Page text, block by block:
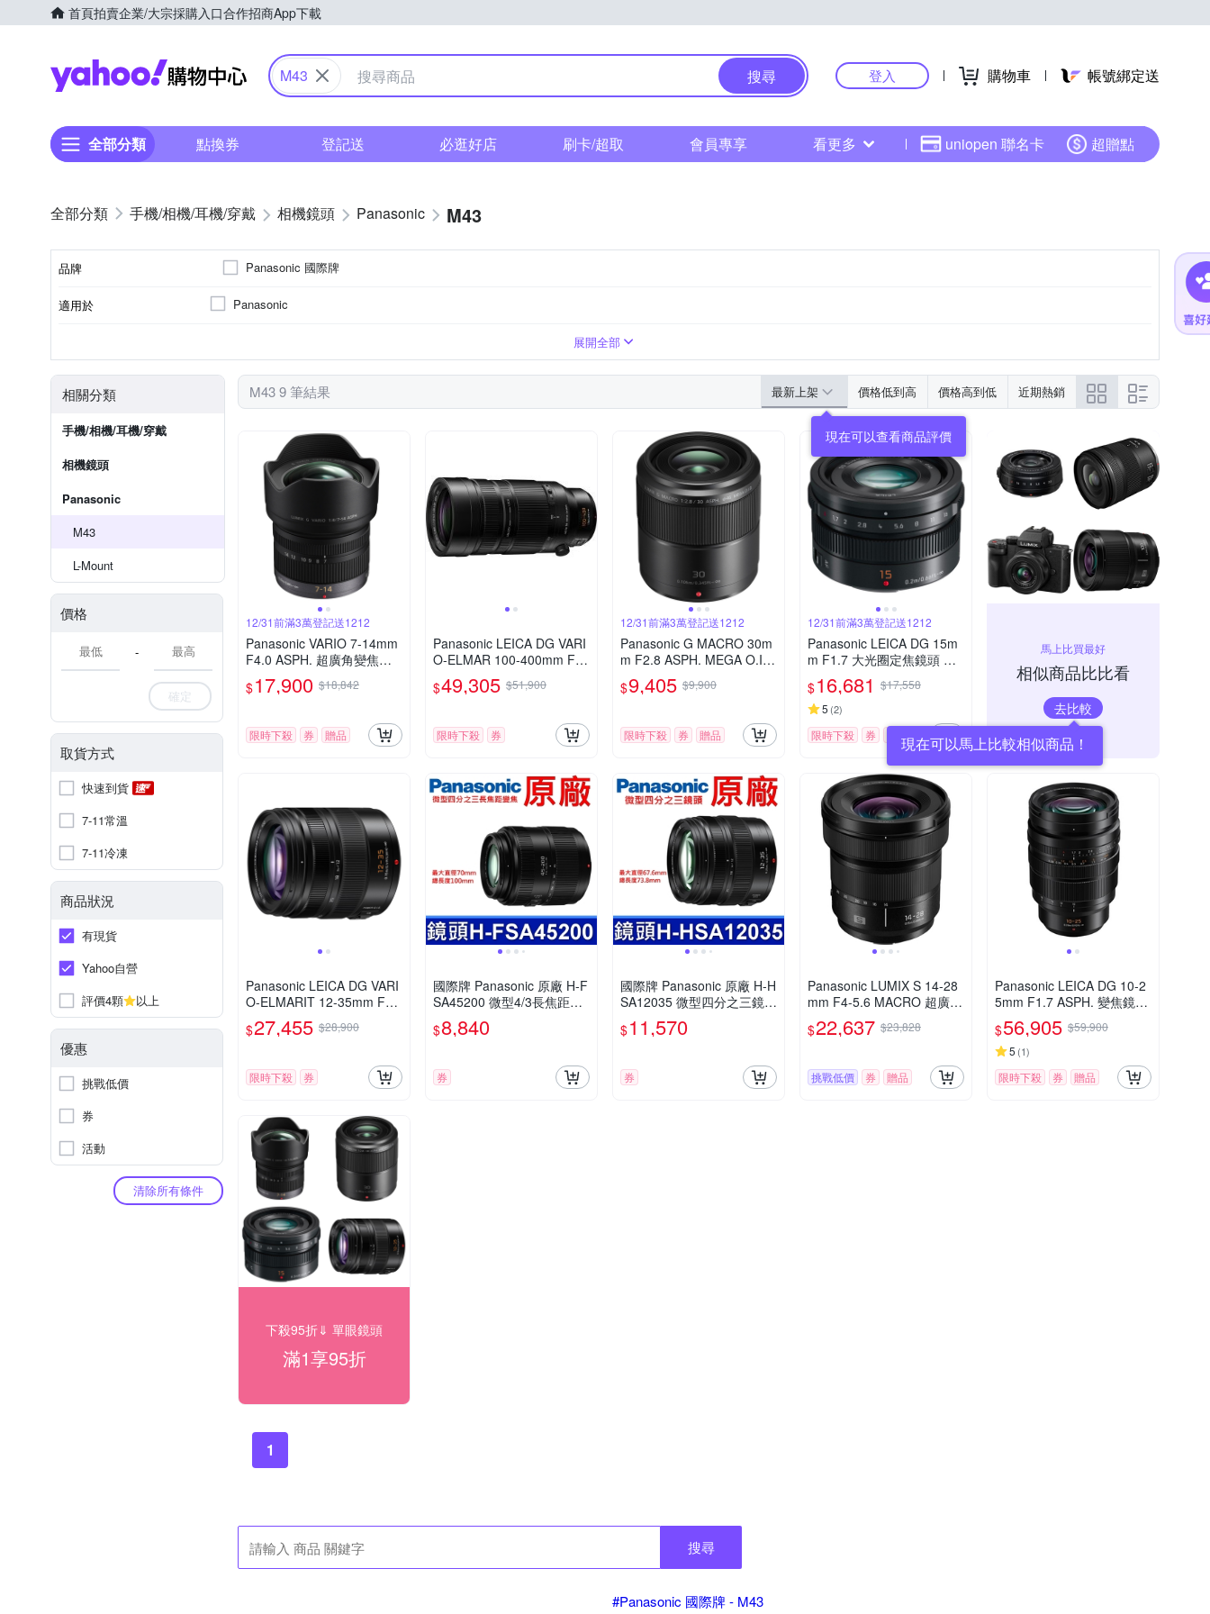
首頁拍賣企業/大宗採購入口合作招商App下載
Yahoo購物中心
M43 搜尋 登入 購物車 帳號綁定送
全部分類 點換券 登記送 必逛好店 刷卡/超取 會員專享 看更多 uniopen 聯名卡 超贈點
手機/相機/耳機/穿戴 相機鏡頭 Panasonic M43
品牌 Panasonic 國際牌
適用於 Panasonic
超廣角定焦
展開全部
相關分類
手機/相機/耳機/穿戴
相機鏡頭
Panasonic
M43
L-Mount
價格
-
確定
取貨方式
快速到貨
7-11常溫
7-11冷凍
商品狀況
有現貨
Yahoo自營
評價4顆
以上
優惠
挑戰低價
券
活動
清除所有條件
M43 9 筆結果 最新上架 價格低到高 價格高到低 近期熱銷
現在可以查看商品評價
12/31前滿3萬登記送1212
Panasonic VARIO 7-14mm
F4.0 ASPH. 超廣角變焦鏡
頭 公司貨
$17,900 $18,842
限時下殺 券 贈品
Panasonic LEICA DG VARI
O-ELMAR 100-400mm F4.
0-6.3 II ASPH.POWER O.I.
S. 超長焦變焦鏡頭 公司貨
$49,305 $51,900
限時下殺 券
12/31前滿3萬登記送1212
Panasonic G MACRO 30m
m F2.8 ASPH. MEGA O.I.
S.微距鏡頭 公司貨
$9,405 $9,900
限時下殺 券 贈品
12/31前滿3萬登記送1212
Panasonic LEICA DG 15m
m F1.7 大光圈定焦鏡頭 公
司貨
$16,681 $17,558
5 (2)
限時下殺 券 贈品
馬上比買最好
相似商品比比看
去比較
現在可以馬上比較相似商品！
Panasonic LEICA DG VARI
O-ELMARIT 12-35mm F2.
8 ASPH.POWER O.I.S. 變
焦鏡頭 公司貨 H-ES12035
$27,455 $28,900
限時下殺 券
國際牌 Panasonic 原廠 H-F
SA45200 微型4/3長焦距變
焦鏡頭 LUMIX G X VARIO
45-200mm 單眼鏡頭 相機
$8,840
券
國際牌 Panasonic 原廠 H-H
SA12035 微型四分之三鏡頭
LUMIX G X VARIO 12-35m
m 相機
$11,570
券
Panasonic LUMIX S 14-28
mm F4-5.6 MACRO 超廣角
變焦鏡頭 公司貨 S-R1428
$22,637 $23,828
挑戰低價 券 贈品
Panasonic LEICA DG 10-2
5mm F1.7 ASPH. 變焦鏡頭
公司貨
$56,905 $59,900
5 (1)
限時下殺 券 贈品
下殺95折⇓ 單眼鏡頭
滿1享95折
1
搜尋
#Panasonic 國際牌 - M43